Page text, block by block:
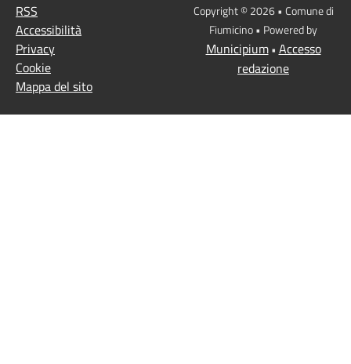
RSS
Accessibilità
Privacy
Cookie
Mappa del sito
Copyright © 2026 • Comune di
Fiumicino • Powered by
Municipium• Accesso
redazione